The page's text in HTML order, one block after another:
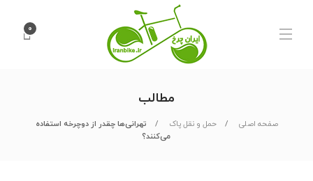
۰
مطالب
صفحه اصلی حمل و نقل پاک
تهرانی‌ها چقدر از دوچرخه استفاده
می‌کنند؟